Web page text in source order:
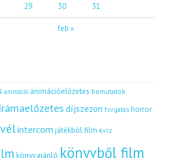
feb »
29 30 31
animáció animációelőzetes bemutatók
díjszezon forgatás horror
intercom játékból film kvíz
könyvajánló könyvből film